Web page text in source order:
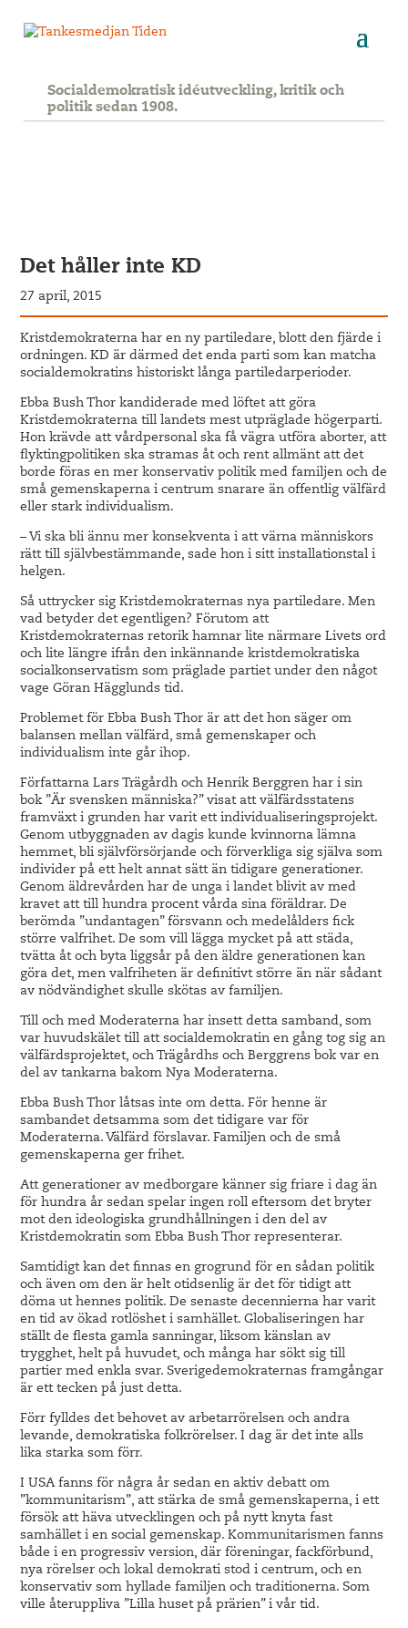
Socialdemokratisk idéutveckling, kritik och
politik sedan 1908.
Det håller inte KD
27 april, 2015
Kristdemokraterna har en ny partiledare, blott den fjärde i
ordningen. KD är därmed det enda parti som kan matcha
socialdemokratins historiskt långa partiledarperioder.
Ebba Bush Thor kandiderade med löftet att göra
Kristdemokraterna till landets mest utpräglade högerparti.
Hon krävde att vårdpersonal ska få vägra utföra aborter, att
flyktingpolitiken ska stramas åt och rent allmänt att det
borde föras en mer konservativ politik med familjen och de
små gemenskaperna i centrum snarare än offentlig välfärd
eller stark individualism.
– Vi ska bli ännu mer konsekventa i att värna människors
rätt till självbestämmande, sade hon i sitt installationstal i
helgen.
Så uttrycker sig Kristdemokraternas nya partiledare. Men
vad betyder det egentligen? Förutom att
Kristdemokraternas retorik hamnar lite närmare Livets ord
och lite längre ifrån den inkännande kristdemokratiska
socialkonservatism som präglade partiet under den något
vage Göran Hägglunds tid.
Problemet för Ebba Bush Thor är att det hon säger om
balansen mellan välfärd, små gemenskaper och
individualism inte går ihop.
Författarna Lars Trägårdh och Henrik Berggren har i sin
bok ”Är svensken människa?” visat att välfärdsstatens
framväxt i grunden har varit ett individualiseringsprojekt.
Genom utbyggnaden av dagis kunde kvinnorna lämna
hemmet, bli självförsörjande och förverkliga sig själva som
individer på ett helt annat sätt än tidigare generationer.
Genom äldrevården har de unga i landet blivit av med
kravet att till hundra procent vårda sina föräldrar. De
berömda ”undantagen” försvann och medelålders fick
större valfrihet. De som vill lägga mycket på att städa,
tvätta åt och byta liggsår på den äldre generationen kan
göra det, men valfriheten är definitivt större än när sådant
av nödvändighet skulle skötas av familjen.
Till och med Moderaterna har insett detta samband, som
var huvudskälet till att socialdemokratin en gång tog sig an
välfärdsprojektet, och Trägårdhs och Berggrens bok var en
del av tankarna bakom Nya Moderaterna.
Ebba Bush Thor låtsas inte om detta. För henne är
sambandet detsamma som det tidigare var för
Moderaterna. Välfärd förslavar. Familjen och de små
gemenskaperna ger frihet.
Att generationer av medborgare känner sig friare i dag än
för hundra år sedan spelar ingen roll eftersom det bryter
mot den ideologiska grundhållningen i den del av
Kristdemokratin som Ebba Bush Thor representerar.
Samtidigt kan det finnas en grogrund för en sådan politik
och även om den är helt otidsenlig är det för tidigt att
döma ut hennes politik. De senaste decennierna har varit
en tid av ökad rotlöshet i samhället. Globaliseringen har
ställt de flesta gamla sanningar, liksom känslan av
trygghet, helt på huvudet, och många har sökt sig till
partier med enkla svar. Sverigedemokraternas framgångar
är ett tecken på just detta.
Förr fylldes det behovet av arbetarrörelsen och andra
levande, demokratiska folkrörelser. I dag är det inte alls
lika starka som förr.
I USA fanns för några år sedan en aktiv debatt om
”kommunitarism”, att stärka de små gemenskaperna, i ett
försök att häva utvecklingen och på nytt knyta fast
samhället i en social gemenskap. Kommunitarismen fanns
både i en progressiv version, där föreningar, fackförbund,
nya rörelser och lokal demokrati stod i centrum, och en
konservativ som hyllade familjen och traditionerna. Som
ville återuppliva ”Lilla huset på prärien” i vår tid.